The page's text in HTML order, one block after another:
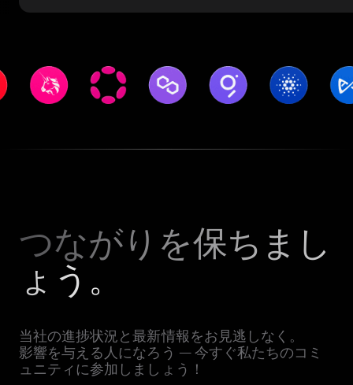
つながりを保ちまし
ょう。
当社の進捗状況と最新情報をお見逃しなく。
影響を与える人になろう — 今すぐ私たちのコミ
ュニティに参加しましょう！